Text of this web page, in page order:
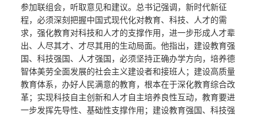
参加联组会，听取意见和建议。总书记强调，新时代新征
程，必须深刻把握中国式现代化对教育、科技、人才的需
求，强化教育对科技和人才的支撑作用，进一步形成人才辈
出、人尽其才、才尽其用的生动局面。他指出，建设教育强
国、科技强国、人才强国，必须坚持正确办学方向，培养德
智体美劳全面发展的社会主义建设者和接班人；建设高质量
教育体系，办好人民满意的教育，根本在于深化教育综合改
革；实现科技自主创新和人才自主培养良性互动，教育要进
一步发挥先导性、基础性支撑作用；建设教育强国、科技强